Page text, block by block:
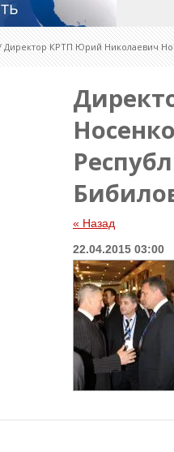
Директор КРТП Юрий Николаевич
« Назад
22.04.2015 03:00